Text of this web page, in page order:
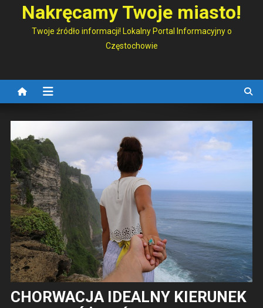
Nakręcamy Twoje miasto!
Twoje źródło informacji! Lokalny Portal Informacyjny o
Częstochowie
CHORWACJA IDEALNY KIERUNEK